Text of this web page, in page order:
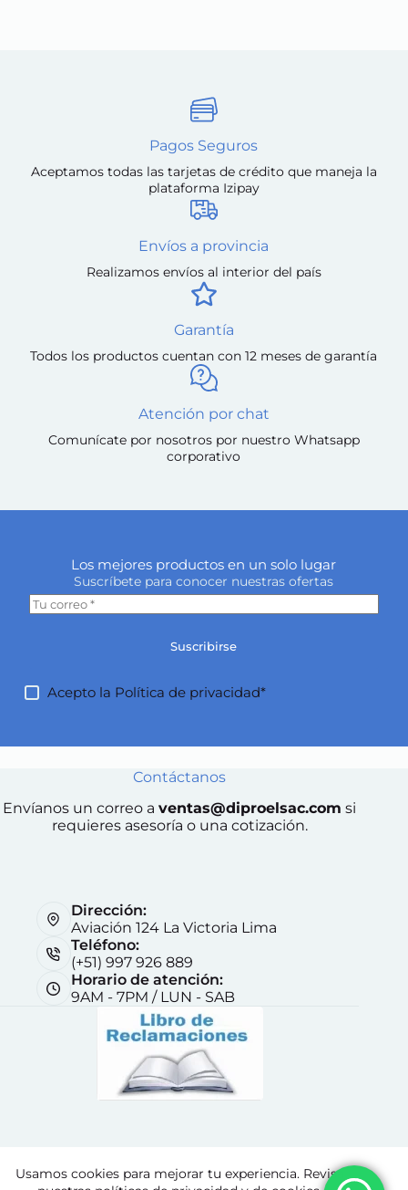
Usamos cookies para mejorar tu experiencia. Revisa
Pagos Seguros
Aceptamos todas las tarjetas de crédito que maneja la
plataforma Izipay
Envíos a provincia
Realizamos envíos al interior del país
Garantía
Todos los productos cuentan con 12 meses de garantía
Atención por chat
Comunícate por nosotros por nuestro Whatsapp
corporativo
Los mejores productos en un solo lugar
Suscríbete para conocer nuestras ofertas
Suscribirse
Acepto la Política de privacidad*
Contáctanos
Envíanos un correo aventas@diproelsac.com si
requieres asesoría o una cotización.
Dirección:
Aviación 124 La Victoria Lima
Teléfono:
(+51) 997 926 889
Horario de atención:
9AM - 7PM / LUN - SAB
Terminos y Condiciones